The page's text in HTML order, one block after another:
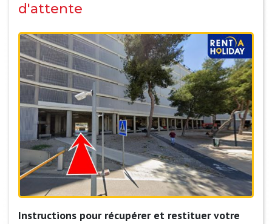
d'attente
Instructions pour récupérer et restituer votre